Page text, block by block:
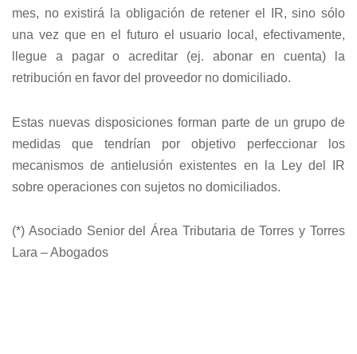
mes, no existirá la obligación de retener el IR, sino sólo
una vez que en el futuro el usuario local, efectivamente,
llegue a pagar o acreditar (ej. abonar en cuenta) la
retribución en favor del proveedor no domiciliado.
Estas nuevas disposiciones forman parte de un grupo de
medidas que tendrían por objetivo perfeccionar los
mecanismos de antielusión existentes en la Ley del IR
sobre operaciones con sujetos no domiciliados.
(*) Asociado Senior del Área Tributaria de Torres y Torres
Lara – Abogados